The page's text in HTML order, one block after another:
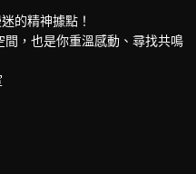
的精神據點！
，也是你重溫感動、尋找共鳴